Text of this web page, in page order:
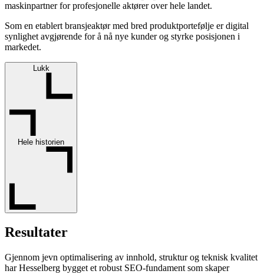
maskinpartner for profesjonelle aktører over hele landet.
Som en etablert bransjeaktør med bred produktportefølje er digital
synlighet avgjørende for å nå nye kunder og styrke posisjonen i
markedet.
Lukk
Hele historien
Resultater
Gjennom jevn optimalisering av innhold, struktur og teknisk kvalitet
har Hesselberg bygget et robust SEO-fundament som skaper